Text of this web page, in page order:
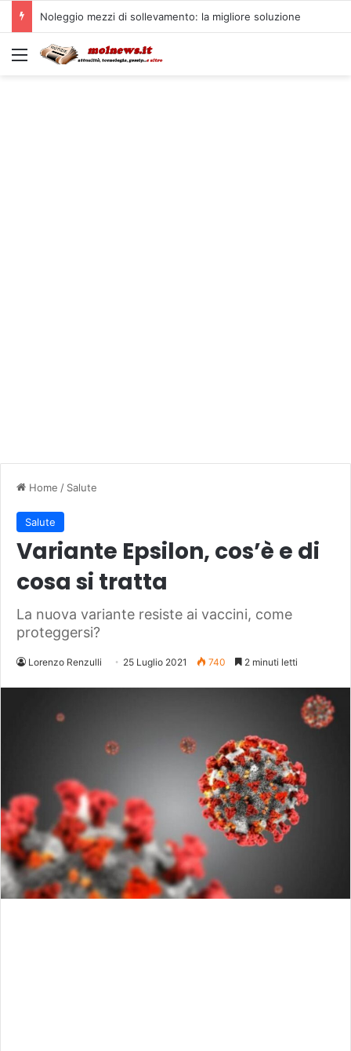
Noleggio mezzi di sollevamento: la migliore soluzione
Menu
Home / Salute
Salute
Variante Epsilon, cos’è e di
cosa si tratta
La nuova variante resiste ai vaccini, come
proteggersi?
Lorenzo Renzulli 25 Luglio 2021 740 2 minuti letti